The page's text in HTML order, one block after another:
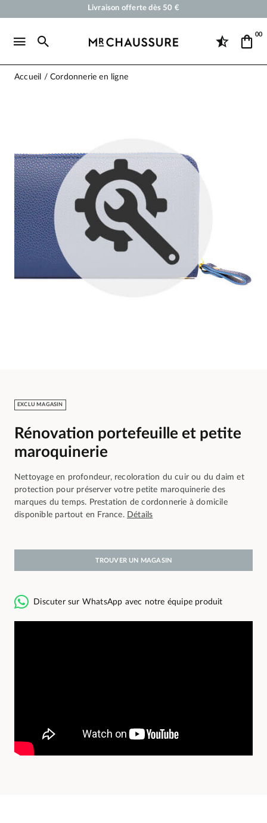
Cirages et produits d'entretien pour chaussures, sneakers et
Paiement en 3x 4x par carte bancaire dès 50 €
00
Accueil Cordonnerie en ligne
EXCLU MAGASIN
Rénovation portefeuille et petite
maroquinerie
Nettoyage en profondeur, recoloration du cuir ou du daim et
protection pour préserver votre petite maroquinerie des
marques du temps. Prestation de cordonnerie à domicile
disponible partout en France. Détails
TROUVER UN MAGASIN
Discuter sur WhatsApp avec notre équipe produit